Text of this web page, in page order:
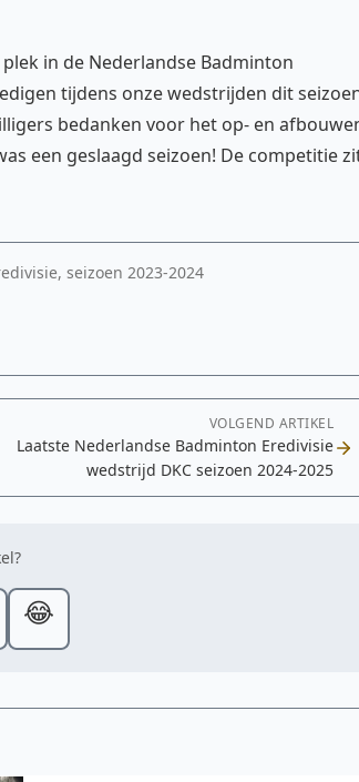
in de Nederlandse Badminton
tijdens onze wedstrijden dit
bedanken voor het op- en
een geslaagd seizoen! De competitie
seizoen 2023-2024
VOLGEND ARTIKEL
Laatste Nederlandse Badminton Eredivisie
wedstrijd DKC seizoen 2024-2025
😂